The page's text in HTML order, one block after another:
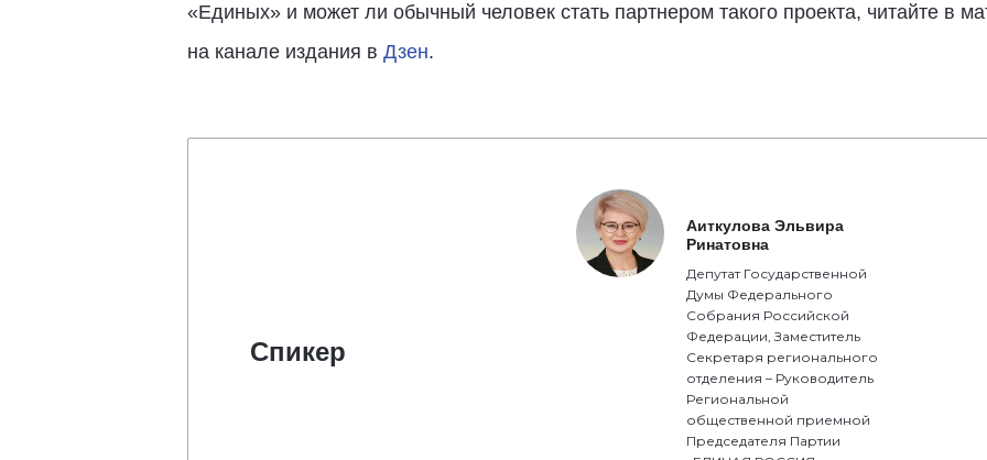
«Единых» и может ли обычный человек стать партнером такого проекта, читайте в
на канале издания в Дзен.
Спикер
Аиткулова Эльвира
Ринатовна
Депутат Государственной
Думы Федерального
Собрания Российской
Федерации, Заместитель
Секретаря регионального
отделения – Руководитель
Региональной
общественной приемной
Председателя Партии